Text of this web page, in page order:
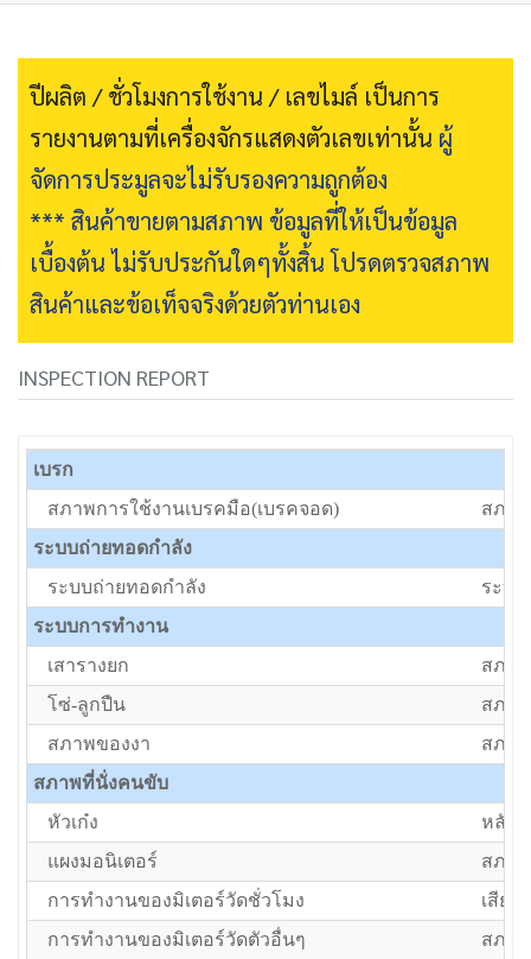
ปีผลิต / ชั่วโมงการใช้งาน / เลขไมล์ เป็นการ
รายงานตามที่เครื่องจักรแสดงตัวเลขเท่านั้น ผู้
จัดการประมูลจะไม่รับรองความถูกต้อง
*** สินค้าขายตามสภาพ ข้อมูลที่ให้เป็นข้อมูล
เบื้องต้น ไม่รับประกันใดๆทั้งสิ้น โปรดตรวจสภาพ
สินค้าและข้อเท็จจริงด้วยตัวท่านเอง
INSPECTION REPORT
เบรก
สภาพการใช้งานเบรคมือ(เบรคจอด)
สภา
ระบบถ่ายทอดกำลัง
ระบบถ่ายทอดกำลัง
ระบ
ระบบการทำงาน
เสารางยก
สภา
โซ่-ลูกปืน
สภา
สภาพของงา
สภา
สภาพที่นั่งคนขับ
หัวเก๋ง
หลัง
แผงมอนิเตอร์
สภา
การทำงานของมิเตอร์วัดชั่วโมง
เสีย/
การทำงานของมิเตอร์วัดตัวอื่นๆ
สภา